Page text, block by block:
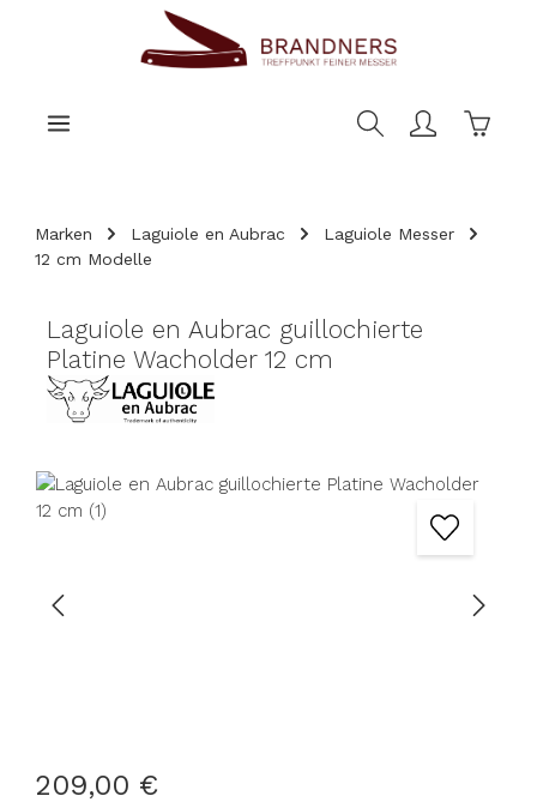
Marken Laguiole en Aubrac
Laguiole Messer
12 cm Modelle
Laguiole en Aubrac guillochierte
Platine Wacholder 12 cm
Bildergalerie überspringen
209,00 €